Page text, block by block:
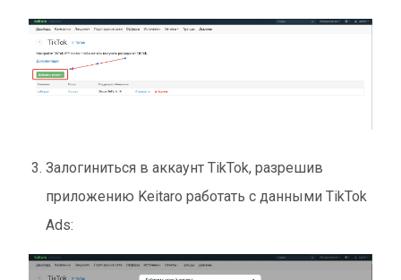
Залогиниться в аккаунт TikTok, разрешив
приложению Keitaro работать с данными TikTok
Ads: